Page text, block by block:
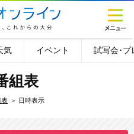
気 イベント 試写会･プ
組表
表 日時表示